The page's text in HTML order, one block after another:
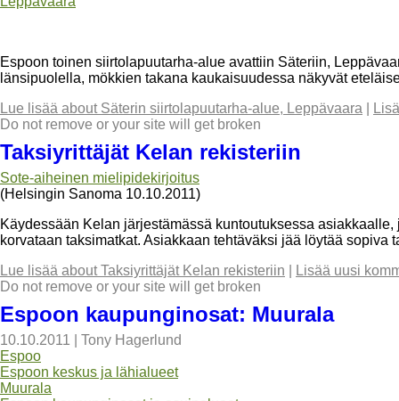
Espoon toinen siirtolapuutarha-alue avattiin Säteriin,
länsipuolella, mökkien takana kaukaisuudessa näkyvät
Lue lisää about Säterin siirtolapuutarha-alue, Leppävaara
Do not remove or your site will get broken
Taksiyrittäjät Kelan rekisteriin
Sote-aiheinen mielipidekirjoitus
(Helsingin Sanoma 10.10.2011)
Käydessään Kelan järjestämässä kuntoutuksessa
korvataan taksimatkat. Asiakkaan tehtäväksi jää löytää sopiva
Lue lisää about Taksiyrittäjät Kelan rekisteriin
Lisää uusi
Do not remove or your site will get broken
Espoon kaupunginosat: Muurala
10.10.2011
Tony Hagerlund
Espoo
Espoon keskus ja lähialueet
Muurala